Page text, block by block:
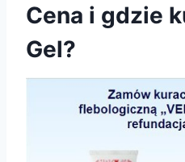
Cena i gdzie
Gel?